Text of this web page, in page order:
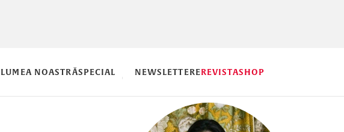
LUMEA NOASTRĂSPECIAL NEWSLETTEREREVISTASHOP